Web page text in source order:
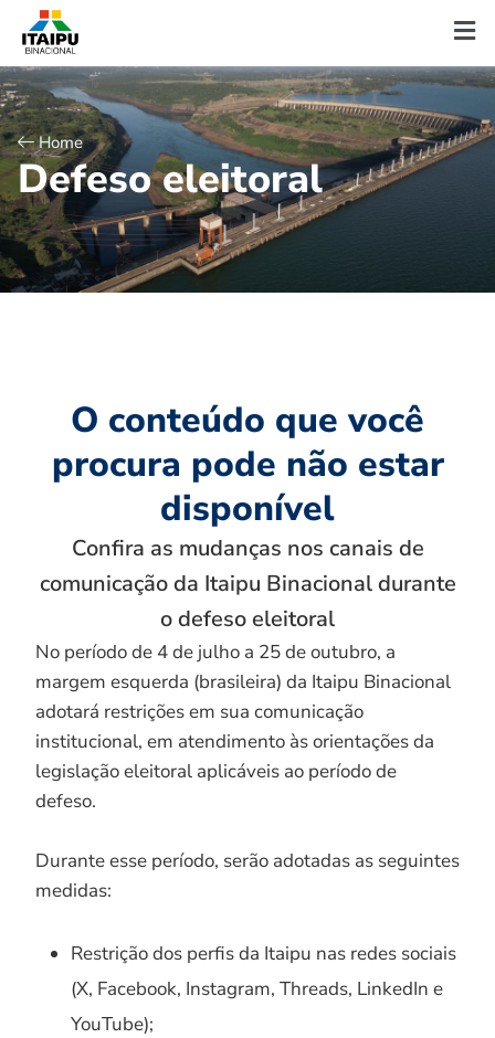
Home
Defeso eleitoral
O conteúdo que você
procura pode não estar
disponível
Confira as mudanças nos canais de
comunicação da Itaipu Binacional durante
o defeso eleitoral
No período de 4 de julho a 25 de outubro, a
margem esquerda (brasileira) da Itaipu Binacional
adotará restrições em sua comunicação
institucional, em atendimento às orientações da
legislação eleitoral aplicáveis ao período de
defeso.
Durante esse período, serão adotadas as seguintes
medidas:
Restrição dos perfis da Itaipu nas redes sociais
(X, Facebook, Instagram, Threads, LinkedIn e
YouTube);